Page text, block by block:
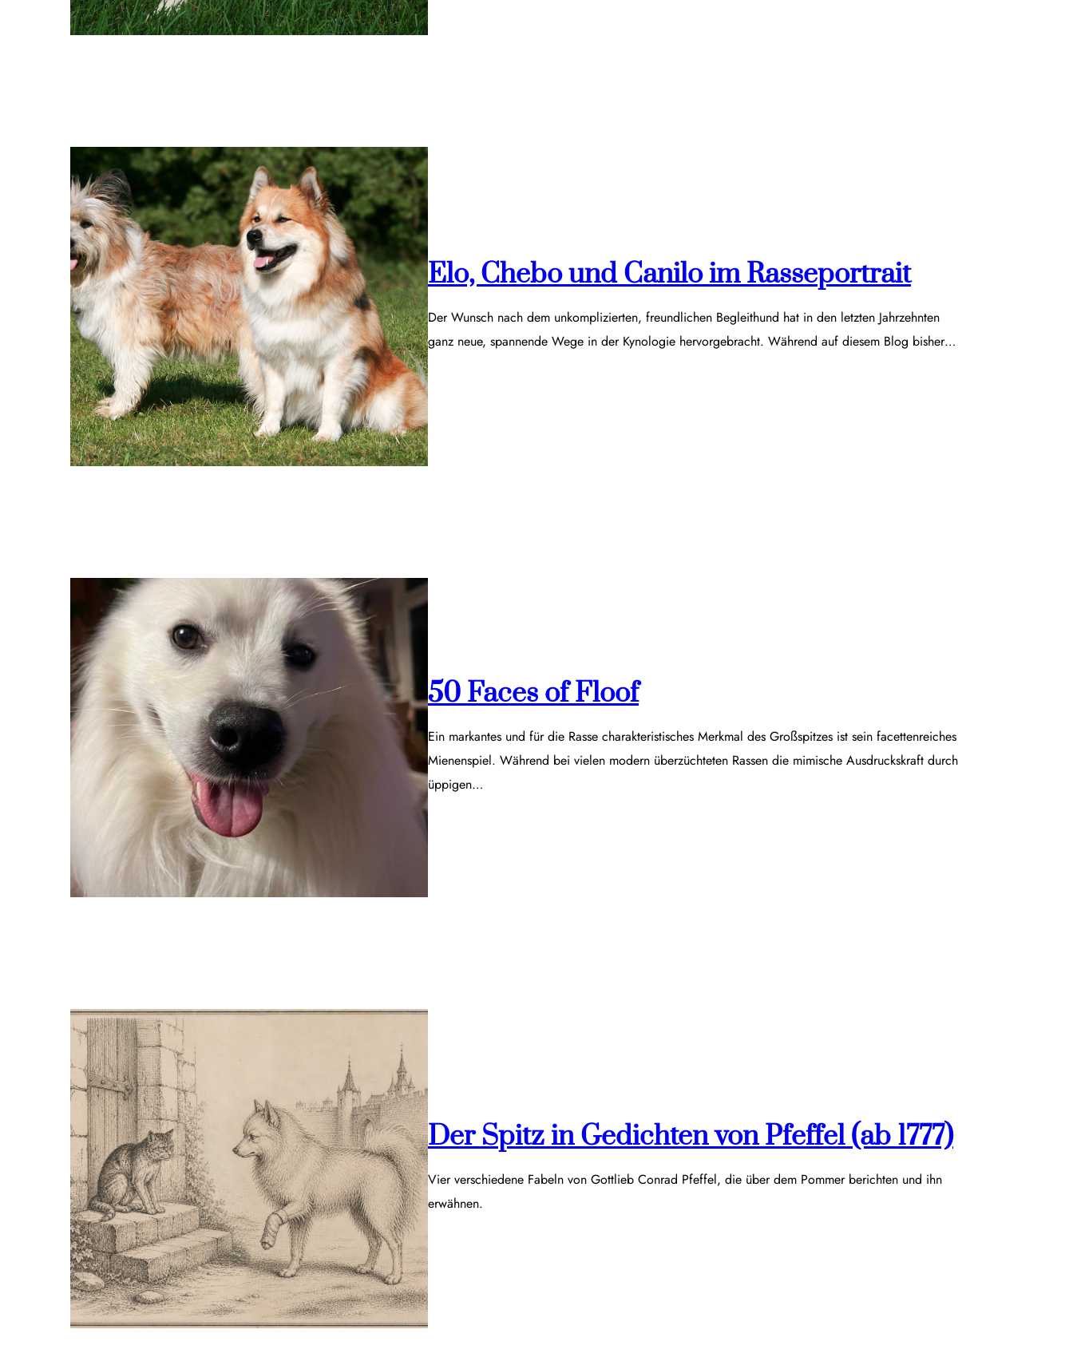
Elo, Chebo und Canilo im Rasseportrait
Der Wunsch nach dem unkomplizierten, freundlichen Begleithund hat in den letzten Jahrzehnten
ganz neue, spannende Wege in der Kynologie hervorgebracht. Während auf diesem Blog bisher…
50 Faces of Floof
Ein markantes und für die Rasse charakteristisches Merkmal des Großspitzes ist sein facettenreiches
Mienenspiel. Während bei vielen modern überzüchteten Rassen die mimische Ausdruckskraft durch
üppigen…
Der Spitz in Gedichten von Pfeffel (ab 1777)
Vier verschiedene Fabeln von Gottlieb Conrad Pfeffel, die über dem Pommer berichten und ihn
erwähnen.